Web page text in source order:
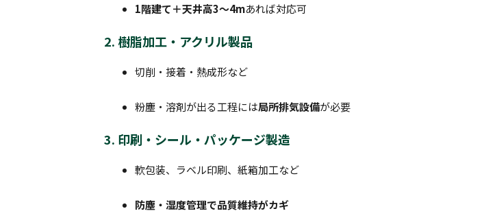
1階建て＋天井高3〜4mあれば対応可
2. 樹脂加工・アクリル製品
切削・接着・熱成形など
粉塵・溶剤が出る工程には局所排気設備が必要
3. 印刷・シール・パッケージ製造
軟包装、ラベル印刷、紙箱加工など
防塵・湿度管理で品質維持がカギ